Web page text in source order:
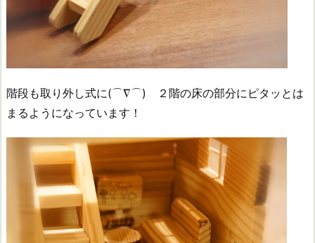
階段も取り外し式に(⌒∇⌒) ２階の床の部分にピタッとは
まるようになっています！